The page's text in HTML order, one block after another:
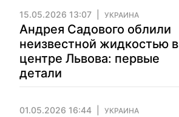
15.05.2026 13:07 УКРАИНА
Андрея Садового облили
неизвестной жидкостью в
центре Львова: первые
детали
01.05.2026 16:44 УКРАИНА